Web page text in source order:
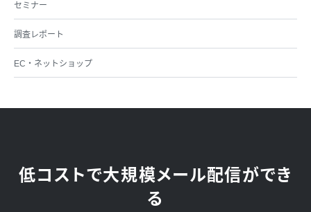
セミナー
調査レポート
EC・ネットショップ
低コストで大規模メール配信ができ
る